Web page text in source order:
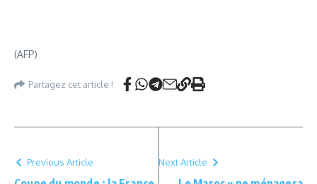
(AFP)
Partagez cet article !
Previous Article Next Article